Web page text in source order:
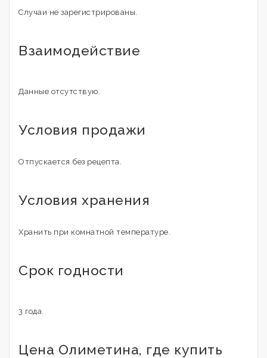
Случаи не зарегистрированы.
Взаимодействие
Данные отсутствую.
Условия продажи
Отпускается без рецепта.
Условия хранения
Хранить при комнатной температуре.
Срок годности
3 года.
Цена Олиметина, где купить